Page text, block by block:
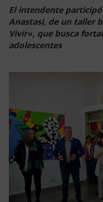
El intendente
Anastasi, de un taller
Vivir», que busca
adolescentes